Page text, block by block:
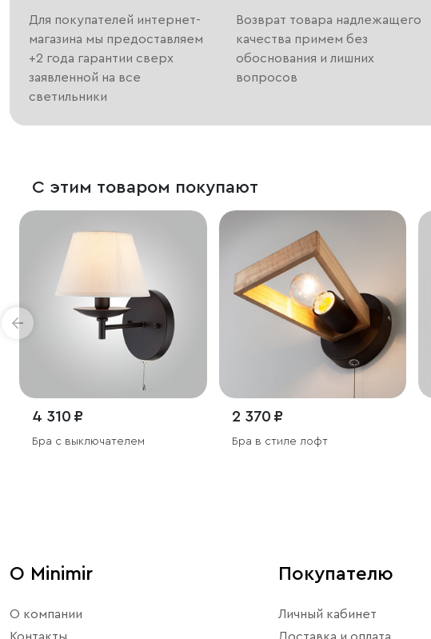
Для покупателей интернет-
магазина мы предоставляем
+2 года гарантии сверх
заявленной на все
светильники
Возврат товара надлежащего
качества примем без
обоснования и лишних
вопросов
С этим товаром покупают
4 310 ₽
Бра с выключателем
2 370 ₽
Бра в стиле лофт
О Minimir
О компании
Контакты
Покупателю
Личный кабинет
Доставка и оплата